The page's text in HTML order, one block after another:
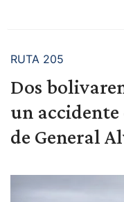
RUTA 205
Dos
un
de General